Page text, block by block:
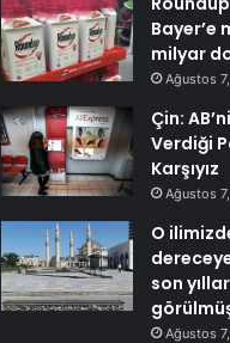
Bayer’e
milyar
Ağustos
Çin:
Verdiği
Karşıyız
Ağustos
O
son
Ağustos